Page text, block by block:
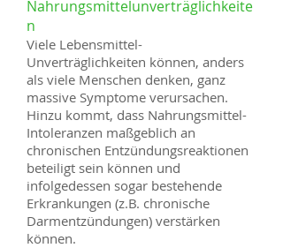
Nahrungsmittelunverträglichkeite
n
Viele Lebensmittel-
Unverträglichkeiten können, anders
als viele Menschen denken, ganz
massive Symptome verursachen.
Hinzu kommt, dass Nahrungsmittel-
Intoleranzen maßgeblich an
chronischen Entzündungsreaktionen
beteiligt sein können und
infolgedessen sogar bestehende
Erkrankungen (z.B. chronische
Darmentzündungen) verstärken
können.